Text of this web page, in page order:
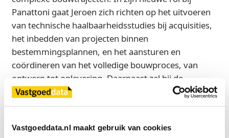
Vastgoeddata.nl maakt gebruik van cookies
Panattoni gaat Jeroen zich richten op het uitvoeren
van technische haalbaarheidsstudies bij acquisities,
het inbedden van projecten binnen
bestemmingsplannen, en het aansturen en
coördineren van het volledige bouwproces, van
ontwerp tot oplevering. Daarnaast zal hij de
contacten met aannemers, architecten, engineering-
en technische consultancybedrijven beheren en de
begeleiden.